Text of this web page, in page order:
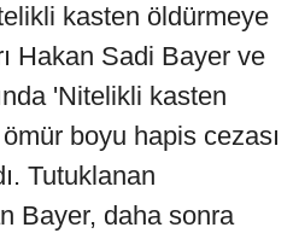
kasten öldürmeye
Hakan Sadi Bayer ve
'Nitelikli kasten
boyu hapis cezası
Tutuklanan
Bayer, daha sonra